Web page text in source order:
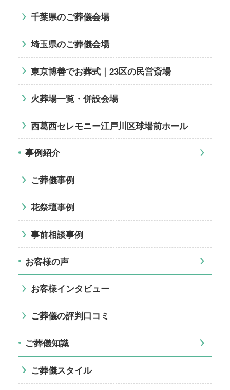
千葉県のご葬儀会場
埼玉県のご葬儀会場
東京博善でお葬式｜23区の民営斎場
火葬場一覧・併設会場
西葛西セレモニー江戸川区球場前ホール
事例紹介
ご葬儀事例
花祭壇事例
事前相談事例
お客様の声
お客様インタビュー
ご葬儀の評判口コミ
ご葬儀知識
ご葬儀スタイル